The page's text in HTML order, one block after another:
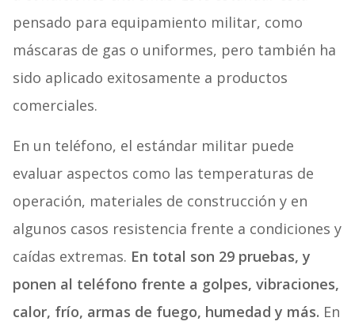
pensado para equipamiento militar, como
máscaras de gas o uniformes, pero también ha
sido aplicado exitosamente a productos
comerciales.
En un teléfono, el estándar militar puede
evaluar aspectos como las temperaturas de
operación, materiales de construcción y en
algunos casos resistencia frente a condiciones y
caídas extremas. En total son 29 pruebas, y
ponen al teléfono frente a golpes, vibraciones,
calor, frío, armas de fuego, humedad y más. En